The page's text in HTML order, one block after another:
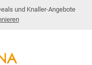
und Knaller-Angebote